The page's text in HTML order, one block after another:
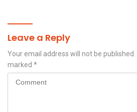
Leave a Reply
Your email address will not be published.
marked *